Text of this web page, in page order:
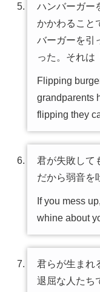
ハンバーガー
かかわること
バーガーを引
った。それは
Flipping
grandparents
flipping they
君が失敗して
だから弱音を
If you mess
whine about
君らが生まれ
退屈な人たち